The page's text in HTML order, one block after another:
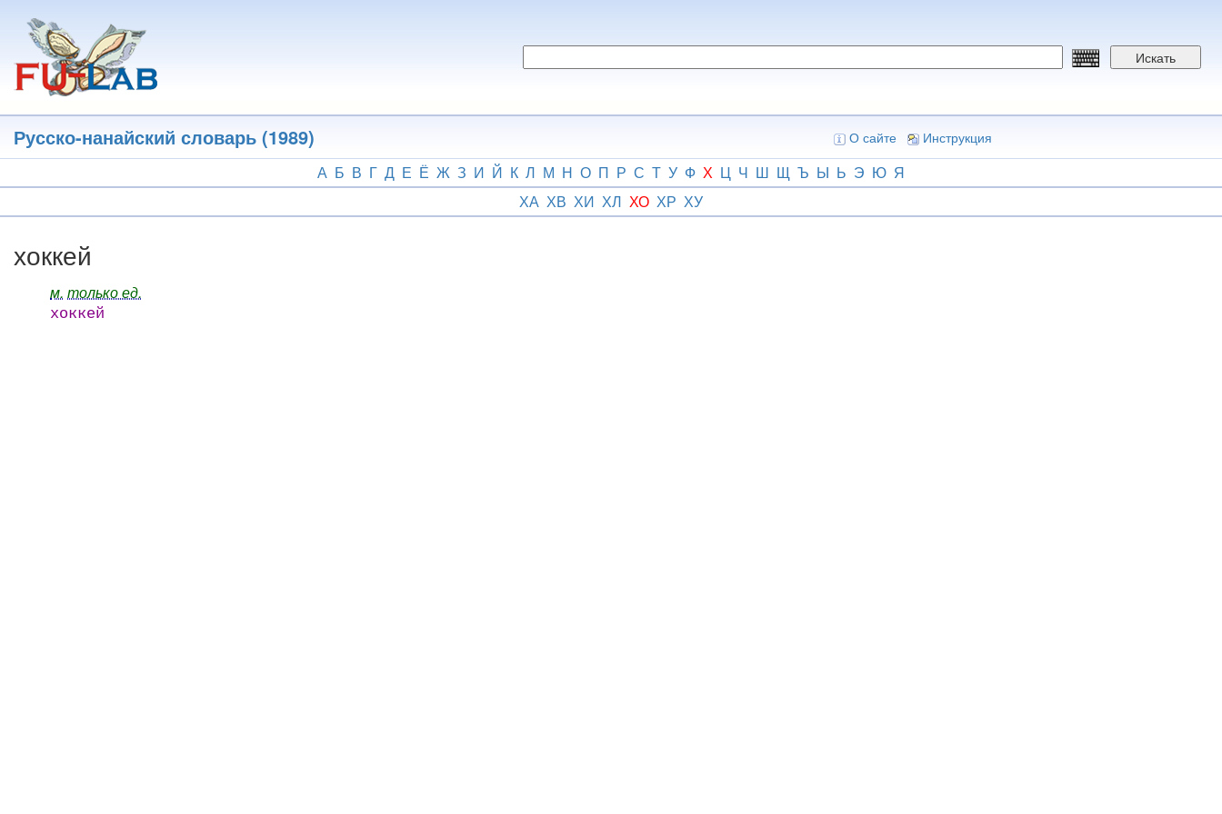
основному
содержанию
Искать
Русско-нанайский словарь (1989) О сайте Инструкция
А Б В Г Д Е Ё Ж З И Й К Л М Н О П Р С Т У Ф Х Ц Ч Ш Щ Ъ Ы Ь Э Ю Я
ХА ХВ ХИ ХЛ ХО ХР ХУ
хоккей
м. только ед.
хоккей